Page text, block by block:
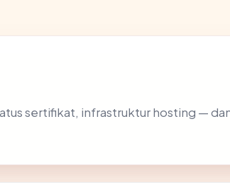
sertifikat, infrastruktur hosting —